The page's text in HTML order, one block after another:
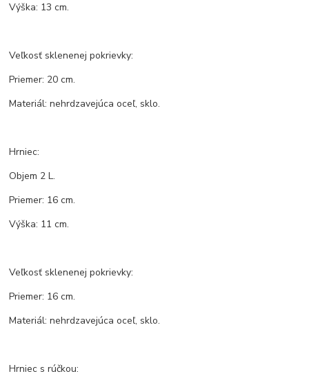
Výška: 13 cm.
Veľkosť sklenenej pokrievky:
Priemer: 20 cm.
Materiál: nehrdzavejúca oceľ, sklo.
Hrniec:
Objem 2 L.
Priemer: 16 cm.
Výška: 11 cm.
Veľkosť sklenenej pokrievky:
Priemer: 16 cm.
Materiál: nehrdzavejúca oceľ, sklo.
Hrniec s rúčkou: